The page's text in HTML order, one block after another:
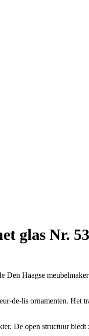
glas Nr.
Den Haagse
de-lis ornamenten. Het
De open structuur